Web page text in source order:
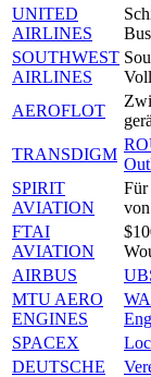
UNITED
AIRLINES
SOUTHWEST
AIRLINES
AEROFLOT
TRANSDIGM
SPIRIT
AVIATION
Für
FTAI
AVIATION
AIRBUS
MTU AERO
ENGINES
SPACEX
DEUTSCHE